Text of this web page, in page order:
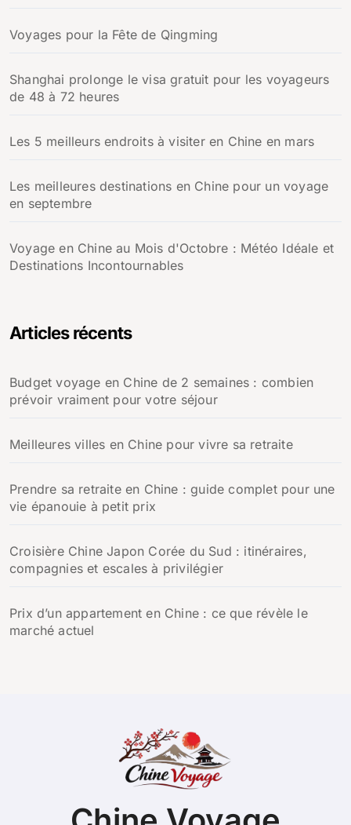
Voyages pour la Fête de Qingming
Shanghai prolonge le visa gratuit pour les voyageurs
de 48 à 72 heures
Les 5 meilleurs endroits à visiter en Chine en mars
Les meilleures destinations en Chine pour un voyage
en septembre
Voyage en Chine au Mois d'Octobre : Météo Idéale et
Destinations Incontournables
Articles récents
Budget voyage en Chine de 2 semaines : combien
prévoir vraiment pour votre séjour
Meilleures villes en Chine pour vivre sa retraite
Prendre sa retraite en Chine : guide complet pour une
vie épanouie à petit prix
Croisière Chine Japon Corée du Sud : itinéraires,
compagnies et escales à privilégier
Prix d’un appartement en Chine : ce que révèle le
marché actuel